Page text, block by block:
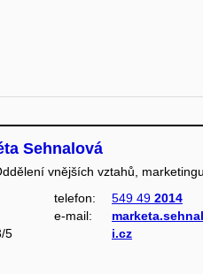
Sehnalová
vnějších vztahů,
5
telefon: 549 49 2014
e‑mail:
i.cz